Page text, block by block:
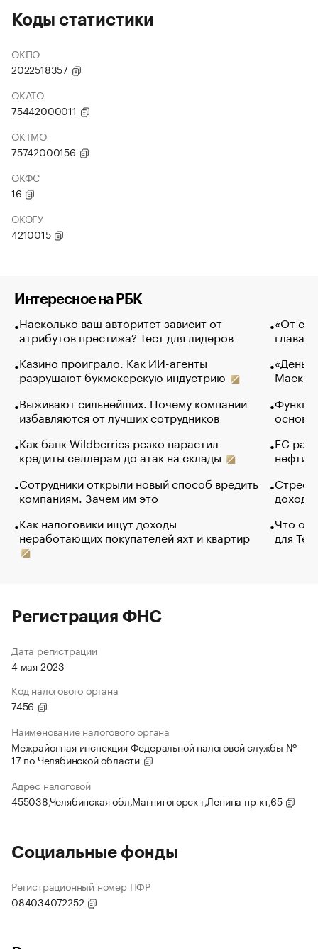
Коды статистики
ОКПО
2022518357
ОКАТО
75442000011
ОКТМО
75742000156
ОКФС
16
ОКОГУ
4210015
Интересное на РБК
Насколько ваш авторитет зависит от
атрибутов престижа? Тест для лидеров
Казино проиграло. Как ИИ-агенты
разрушают букмекерскую индустрию
Выживают сильнейших. Почему компании
избавляются от лучших сотрудников
Как банк Wildberries резко нарастил
кредиты селлерам до атак на склады
Сотрудники открыли новый способ вредить
компаниям. Зачем им это
Как налоговики ищут доходы
неработающих покупателей яхт и квартир
«От
глава
Маск в
основ
ЕС
нефти
Что
для
Регистрация ФНС
Дата регистрации
4 мая 2023
Код налогового органа
7456
Наименование налогового органа
Межрайонная инспекция Федеральной налоговой службы №
17 по Челябинской области
Адрес налоговой
455038,Челябинская обл,Магнитогорск г,Ленина пр-кт,65
Социальные фонды
Регистрационный номер ПФР
084034072252